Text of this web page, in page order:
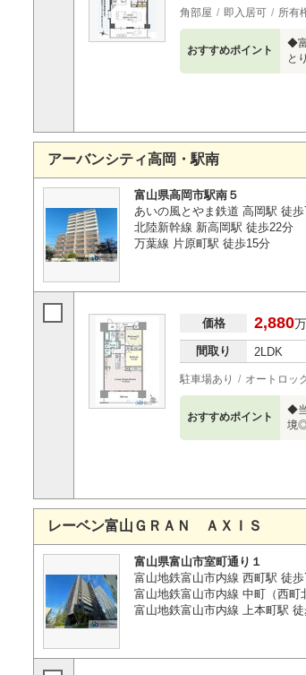
角部屋 即入居可 所有
おすすめポイント
◆
と
アーバンシティ高岡・駅南
富山県高岡市駅南５
あいの風とやま鉄道 高岡駅 徒歩
北陸新幹線 新高岡駅 徒歩22分
万葉線 片原町駅 徒歩15分
価格 2,880
間取り 2LDK
駐車場あり オートロッ
おすすめポイント
◆
境
レーベン富山ＧＲＡＮ ＡＸＩＳ
富山県富山市室町通り１
富山地鉄富山市内線 西町駅 徒歩
富山地鉄富山市内線 中町（西町
富山地鉄富山市内線 上本町駅 徒